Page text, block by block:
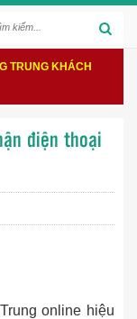
TRUNG KHÁCH
điện thoại
online hiệu